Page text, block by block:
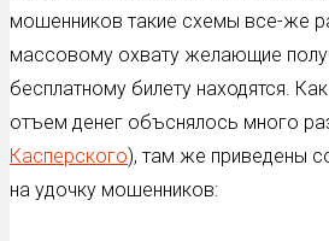
мошенников такие схемы все-же
массовому охвату желающие
бесплатному билету находятся.
отъем денег объснялось много
Касперского), там же приведены
на удочку мошенников: